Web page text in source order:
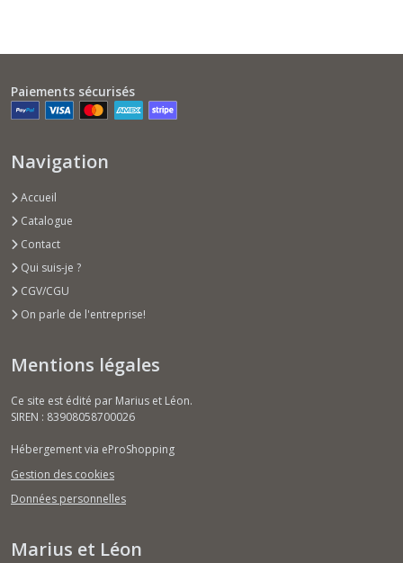
Paiements sécurisés
Navigation
Accueil
Catalogue
Contact
Qui suis-je ?
CGV/CGU
On parle de l'entreprise!
Mentions légales
Ce site est édité par Marius et Léon.
SIREN : 83908058700026
Hébergement via eProShopping
Gestion des cookies
Données personnelles
Marius et Léon